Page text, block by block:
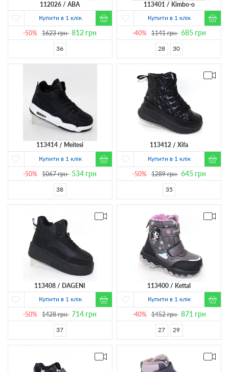
112026
ABA
Купити в 1 клік
-50% 1623грн 812 грн
36
113401
Kimbo-o
Купити в 1 клік
-40% 1141грн 685грн
28 30
113414
Meitesi
Купити в 1 клік
-50% 1067грн 534 грн
38
113412
Xifa
Купити в 1 клік
-50% 1289грн 645грн
35
113408
DAGENI
Купити в 1 клік
-50% 1428грн 714 грн
37
113400
Kettal
Купити в 1 клік
-40% 1452грн 871 грн
27 29